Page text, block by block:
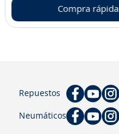
Compra rápida
Repuestos
Neumáticos